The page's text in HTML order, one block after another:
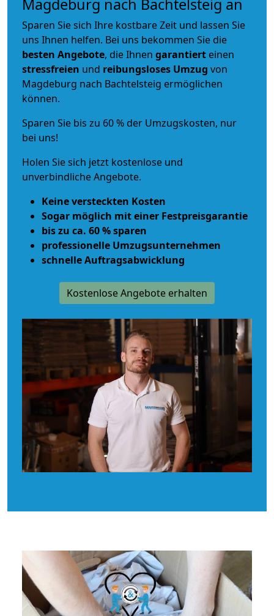
Magdeburg nach Bachtelsteig an
Sparen Sie sich Ihre kostbare Zeit und lassen Sie
uns Ihnen helfen. Bei uns bekommen Sie die
besten Angebote, die Ihnen garantiert einen
stressfreien und reibungsloses Umzug von
Magdeburg nach Bachtelsteig ermöglichen
können.
Sparen Sie bis zu 60 % der Umzugskosten, nur
bei uns!
Holen Sie sich jetzt kostenlose und
unverbindliche Angebote.
Keine versteckten Kosten
Sogar möglich mit einer Festpreisgarantie
bis zu ca. 60 % sparen
professionelle Umzugsunternehmen
schnelle Auftragsabwicklung
Kostenlose Angebote erhalten